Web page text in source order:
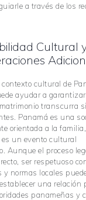
a través de los
Cultural
contexto cultural de
ayudar a
transcurra
Panamá es una
orientada a la
un evento cultural
Aunque el proceso
ser respetuoso
y normas locales
una relación
panameñas y